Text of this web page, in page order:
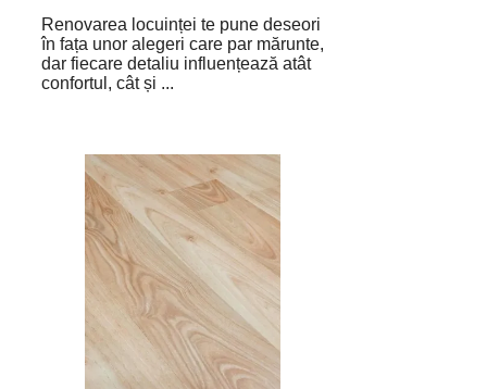
Renovarea locuinței te pune deseori
în fața unor alegeri care par mărunte,
dar fiecare detaliu influențează atât
confortul, cât și ...